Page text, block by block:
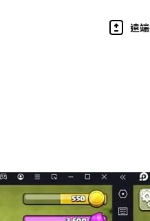
遠